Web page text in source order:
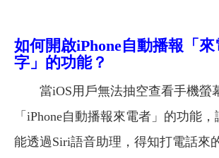
如何開啟iPhone自動播報「
字」的功能？
當iOS用戶無法抽空查看手機螢
「iPhone自動播報來電者」的功能
能透過Siri語音助理，得知打電話來